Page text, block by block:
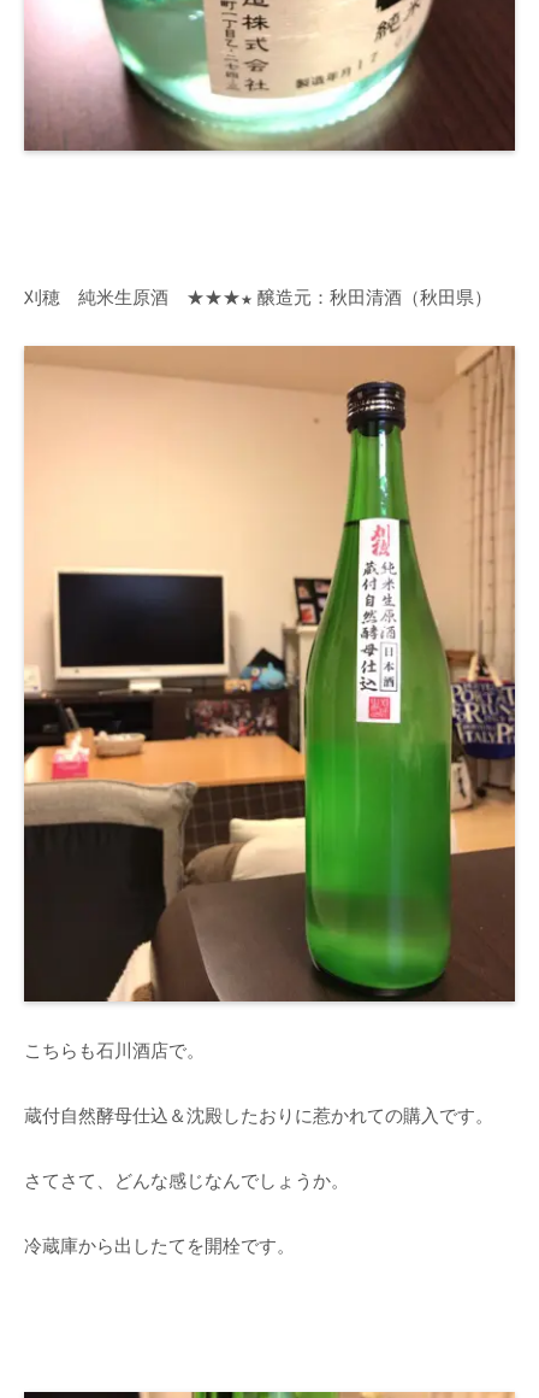
刈穂 純米生原酒 ★★★★ 醸造元：秋田清酒（秋田県）
こちらも石川酒店で。
蔵付自然酵母仕込＆沈殿したおりに惹かれての購入です。
さてさて、どんな感じなんでしょうか。
冷蔵庫から出したてを開栓です。